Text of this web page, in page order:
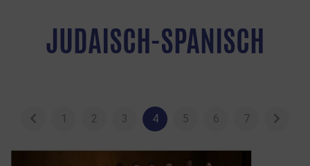
JUDAISCH-SPANISCH
1 2 3 4 5 6 7